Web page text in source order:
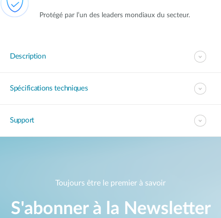
Protégé par l’un des leaders mondiaux du secteur.
Description
Spécifications techniques
Support
Toujours être le premier à savoir
S'abonner à la Newsletter